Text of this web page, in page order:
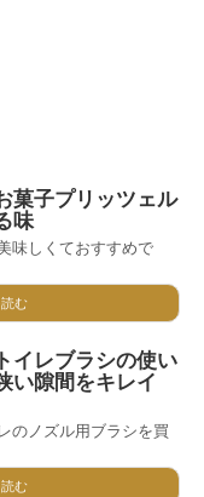
菓子プリッツェル
味
味しくておすすめで
む
イレブラシの使い
い隙間をキレイ
のノズル用ブラシを買
む